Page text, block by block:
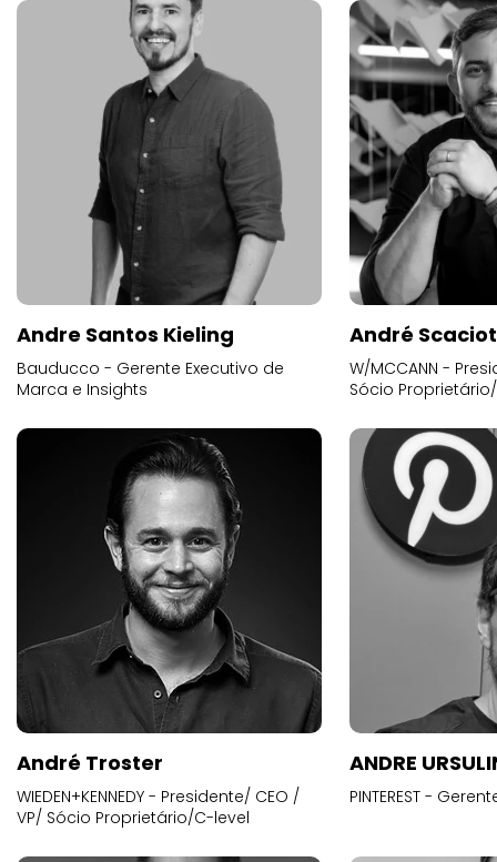
Andre Santos Kieling
Bauducco - Gerente Executivo de
Marca e Insights
André
W/MCCANN -
Sócio
André Troster
WIEDEN+KENNEDY - Presidente/ CEO /
VP/ Sócio Proprietário/C-level
ANDRE
PINTEREST -